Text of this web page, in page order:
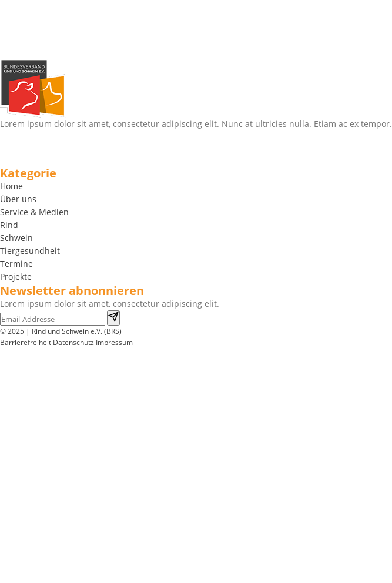
Lorem ipsum dolor sit amet, consectetur adipiscing elit. Nunc at ultricies nulla. Etiam ac ex tempor.
Kategorie
Home
Über uns
Service & Medien
Rind
Schwein
Tiergesundheit
Termine
Projekte
Newsletter abnonnieren
Lorem ipsum dolor sit amet, consectetur adipiscing elit.
© 2025 | Rind und Schwein e.V. (BRS)
Barrierefreiheit Datenschutz Impressum